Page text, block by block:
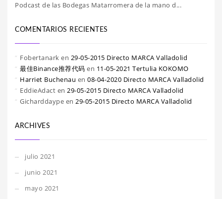
Podcast de las Bodegas Matarromera de la mano d...
COMENTARIOS RECIENTES
Fobertanark en 29-05-2015 Directo MARCA Valladolid
最佳Binance推荐代码 en 11-05-2021 Tertulia KOKOMO
Harriet Buchenau en 08-04-2020 Directo MARCA Valladolid
EddieAdact en 29-05-2015 Directo MARCA Valladolid
Gicharddaype en 29-05-2015 Directo MARCA Valladolid
ARCHIVES
julio 2021
junio 2021
mayo 2021